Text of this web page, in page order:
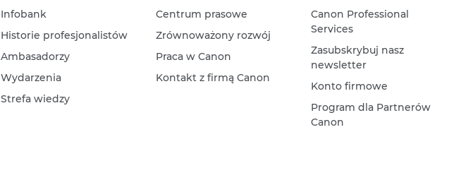
Infobank
Historie profesjonalistów
Ambasadorzy
Wydarzenia
Strefa wiedzy
Centrum prasowe
Zrównoważony rozwój
Praca w Canon
Kontakt z firmą Canon
Canon Professional
Services
Zasubskrybuj nasz
newsletter
Konto firmowe
Program dla Partnerów
Canon